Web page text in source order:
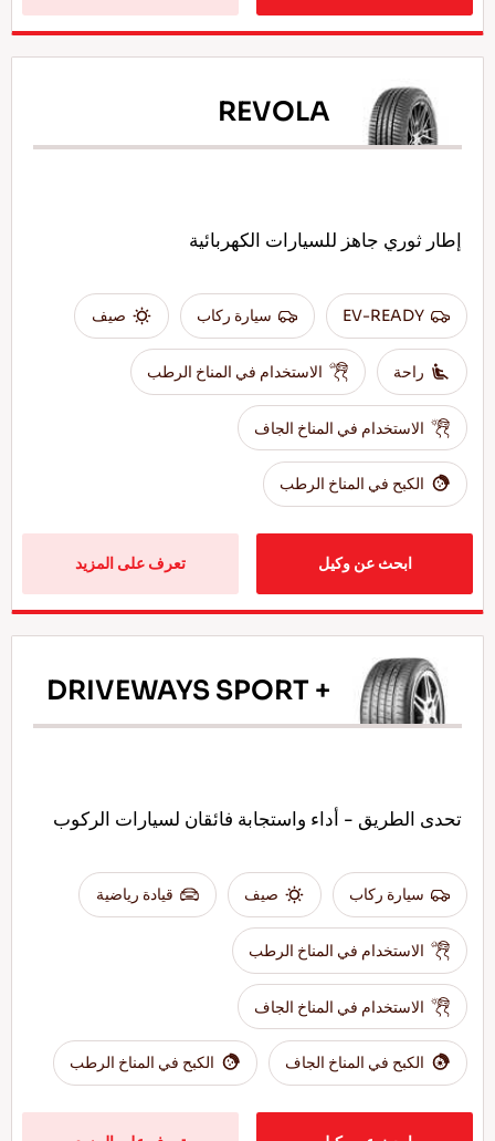
REVOLA
إطار ثوري جاهز للسيارات الكهربائية
EV-READY سيارة ركاب صيف
راحة الاستخدام في المناخ الرطب
الاستخدام في المناخ الجاف
الكبح في المناخ الرطب
ابحث عن وكيل تعرف على المزيد
DRIVEWAYS SPORT +
تحدى الطريق - أداء واستجابة فائقان لسيارات الركوب
سيارة ركاب صيف قيادة رياضية
الاستخدام في المناخ الرطب
الاستخدام في المناخ الجاف
الكبح في المناخ الجاف الكبح في المناخ الرطب